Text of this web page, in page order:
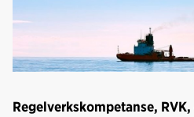
Regelverkskompetanse, RVK,